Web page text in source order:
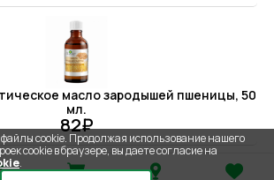
масло зародышей пшеницы, 50
мл.
82₽
cookie. Продолжая использование нашего
cookie в браузере, вы даете согласие на
.